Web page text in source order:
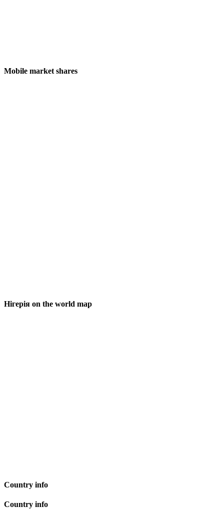
Mobile market shares
Нігерія on the world map
Country info
Country info